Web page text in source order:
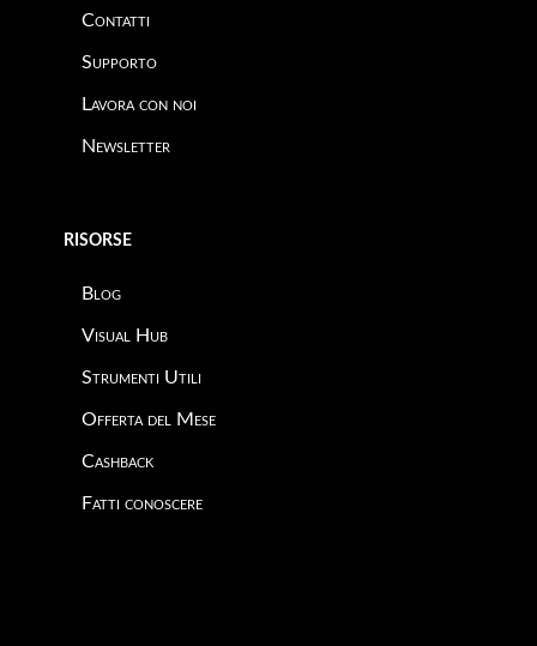
Contatti
Supporto
Lavora con noi
Newsletter
RISORSE
Blog
Visual Hub
Strumenti Utili
Offerta del Mese
Cashback
Fatti conoscere